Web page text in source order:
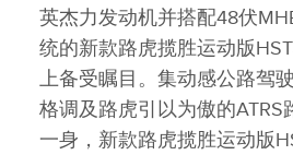
英杰力发动机并搭配48伏
统的新款路虎揽胜运动版
上备受瞩目。集动感公路驾
格调及路虎引以为傲的ATRS
一身，新款路虎揽胜运动版